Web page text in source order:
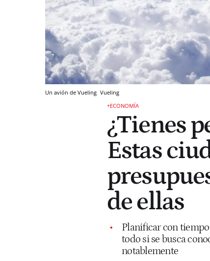
Un avión de Vueling Vueling
+ECONOMÍA
¿Tienes
Estas
de ellas
Planificar con
todo si se busca
notablemente